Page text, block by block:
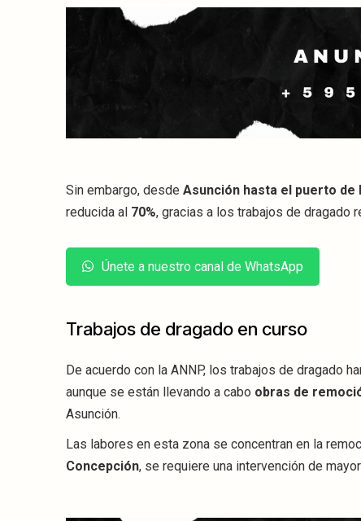
Sin embargo, desde Asunción hasta el puerto de
reducida al 70%, gracias a los trabajos de dragado
Únete a nuestro canal de WhatsApp
Trabajos de dragado en curso
De acuerdo con la ANNP, los trabajos de dragado
aunque se están llevando a cabo obras de
Asunción.
Las labores en esta zona se concentran en la
Concepción, se requiere una intervención de